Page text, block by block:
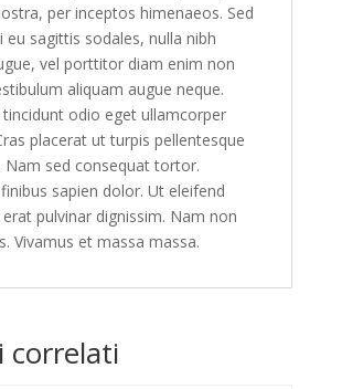
per inceptos himenaeos. Sed
eu sagittis sodales, nulla nibh
vel porttitor diam enim non
aliquam augue neque.
tincidunt odio eget ullamcorper
placerat ut turpis pellentesque
Nam sed consequat tortor.
sapien dolor. Ut eleifend
pulvinar dignissim. Nam non
Vivamus et massa massa.
correlati